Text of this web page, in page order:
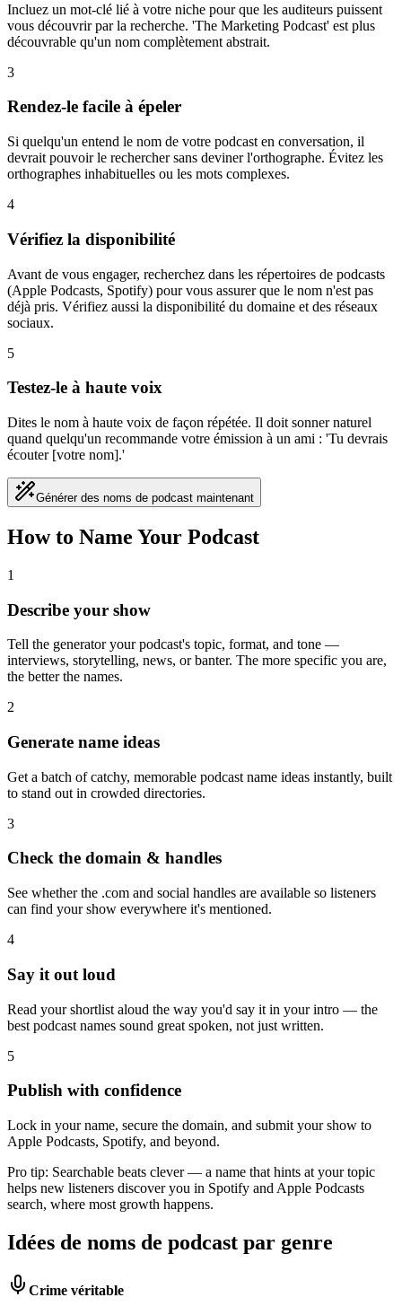
Incluez un mot-clé lié à votre niche pour que les auditeurs puissent
vous découvrir par la recherche. 'The Marketing Podcast' est plus
découvrable qu'un nom complètement abstrait.
3
Rendez-le facile à épeler
Si quelqu'un entend le nom de votre podcast en conversation, il
devrait pouvoir le rechercher sans deviner l'orthographe. Évitez les
orthographes inhabituelles ou les mots complexes.
4
Vérifiez la disponibilité
Avant de vous engager, recherchez dans les répertoires de podcasts
(Apple Podcasts, Spotify) pour vous assurer que le nom n'est pas
déjà pris. Vérifiez aussi la disponibilité du domaine et des réseaux
sociaux.
5
Testez-le à haute voix
Dites le nom à haute voix de façon répétée. Il doit sonner naturel
quand quelqu'un recommande votre émission à un ami : 'Tu devrais
écouter [votre nom].'
Générer des noms de podcast maintenant
How to Name Your Podcast
1
Describe your show
Tell the generator your podcast's topic, format, and tone —
interviews, storytelling, news, or banter. The more specific you are,
the better the names.
2
Generate name ideas
Get a batch of catchy, memorable podcast name ideas instantly, built
to stand out in crowded directories.
3
Check the domain & handles
See whether the .com and social handles are available so listeners
can find your show everywhere it's mentioned.
4
Say it out loud
Read your shortlist aloud the way you'd say it in your intro — the
best podcast names sound great spoken, not just written.
5
Publish with confidence
Lock in your name, secure the domain, and submit your show to
Apple Podcasts, Spotify, and beyond.
Pro tip: Searchable beats clever — a name that hints at your topic
helps new listeners discover you in Spotify and Apple Podcasts
search, where most growth happens.
Idées de noms de podcast par genre
Crime véritable